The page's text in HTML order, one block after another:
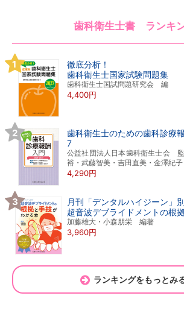
歯科衛生士書 ランキ
徹底分析！
歯科衛生士国家試験問題集
歯科衛生士国試問題研究会 編
4,400円
歯科衛生士のための歯科診
7
公益社団法人日本歯科衛生士会
裕・武藤智美・吉田直美・金澤紀
4,290円
月刊「デンタルハイジーン」
超音波デブライドメントの根
加藤雄大・小森朋栄 編著
3,960円
ランキングをもっとみ